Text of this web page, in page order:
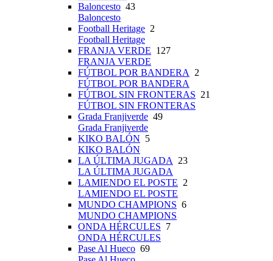
Baloncesto 43
Baloncesto
Football Heritage 2
Football Heritage
FRANJA VERDE 127
FRANJA VERDE
FÚTBOL POR BANDERA
2
FÚTBOL POR BANDERA
FÚTBOL SIN FRONTERAS 21
FÚTBOL SIN FRONTERAS
Grada Franjiverde 49
Grada Franjiverde
KIKO BALÓN 5
KIKO BALÓN
LA ÚLTIMA JUGADA
23
LA ÚLTIMA JUGADA
LAMIENDO EL POSTE 2
LAMIENDO EL POSTE
MUNDO CHAMPIONS 6
MUNDO CHAMPIONS
ONDA HÉRCULES 7
ONDA HÉRCULES
Pase Al Hueco 69